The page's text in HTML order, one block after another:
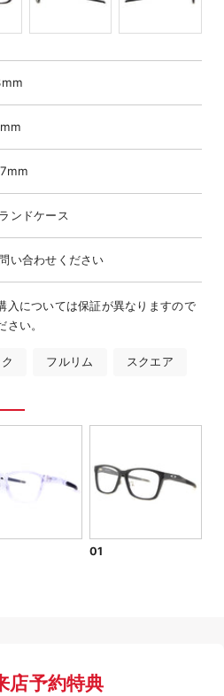
ンドケース
い合わせください
入については保証が異なりますので
さい。
フルリム スクエア
01
店予約特典